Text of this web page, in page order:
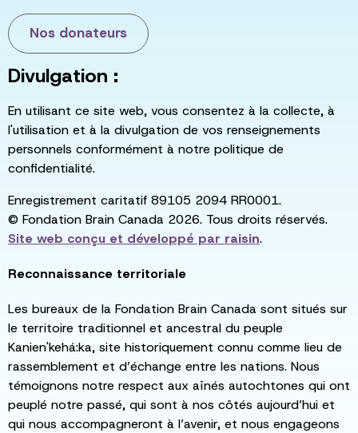
Nos donateurs
Divulgation :
En utilisant ce site web, vous consentez à la collecte, à
l'utilisation et à la divulgation de vos renseignements
personnels conformément à notre politique de
confidentialité.
Enregistrement caritatif 89105 2094 RR0001.
© Fondation Brain Canada 2026. Tous droits réservés.
Site web conçu et développé par raisin.
Reconnaissance territoriale
Les bureaux de la Fondation Brain Canada sont situés sur
le territoire traditionnel et ancestral du peuple
Kanien'kehá:ka, site historiquement connu comme lieu de
rassemblement et d’échange entre les nations. Nous
témoignons notre respect aux aînés autochtones qui ont
peuplé notre passé, qui sont à nos côtés aujourd’hui et
qui nous accompagneront à l’avenir, et nous engageons